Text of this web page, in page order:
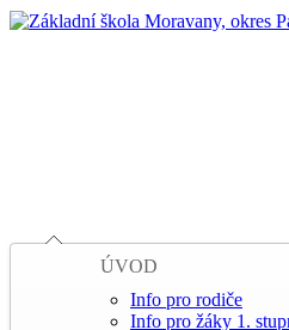
ÚVOD
Info pro rodiče
Info pro žáky 1.